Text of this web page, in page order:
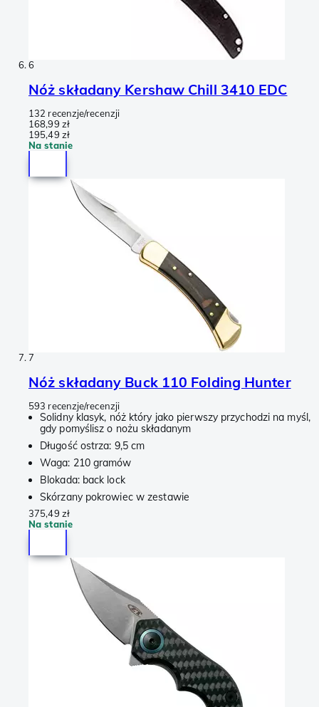
6
Nóż składany Kershaw Chill 3410 EDC
132 recenzje/recenzji
168,99 zł
195,49 zł
Na stanie
7
Nóż składany Buck 110 Folding Hunter
593 recenzje/recenzji
Solidny klasyk, nóż który jako pierwszy przychodzi na myśl,
gdy pomyślisz o nożu składanym
Długość ostrza: 9,5 cm
Waga: 210 gramów
Blokada: back lock
Skórzany pokrowiec w zestawie
375,49 zł
Na stanie